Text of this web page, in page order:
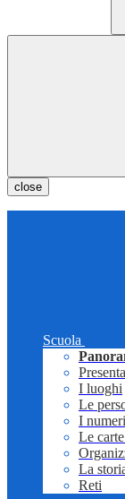
close
Scuola
I luoghi
Le
I
Le
La
Reti